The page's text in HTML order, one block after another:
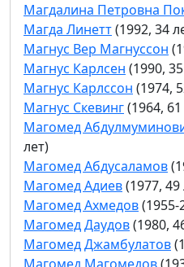
Магдалина Петровна
Магда Линетт(1992, 34
Магнус Вер Магнуссон
Магнус Карлсен (1990,
Магнус Карлссон (1974,
Магнус Скевинг(1964,
Магомед
лет)
Магомед Абдусаламов
Магомед Адиев(1977, 49
Магомед Ахмедов(1955-
Магомед Даудов(1980,
Магомед Джамбулатов